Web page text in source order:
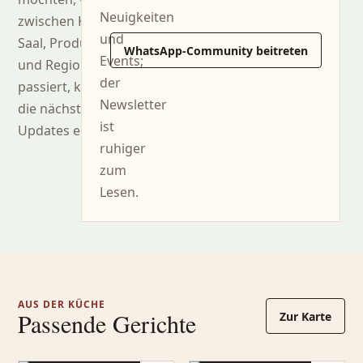
zwischen Küche,
Saal, Produzenten
und Region
passiert, können Sie
die nächsten
Updates erhalten.
Neuigkeiten
und
Events;
der
Newsletter
ist
ruhiger
zum
Lesen.
WhatsApp-Community beitreten
AUS DER KÜCHE
Passende Gerichte Zur Karte